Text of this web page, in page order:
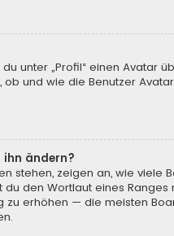
unter „Profil“ einen Avatar
und wie die Benutzer
ihn ändern?
stehen, zeigen an, wie
den Wortlaut eines
zu erhöhen — die meisten